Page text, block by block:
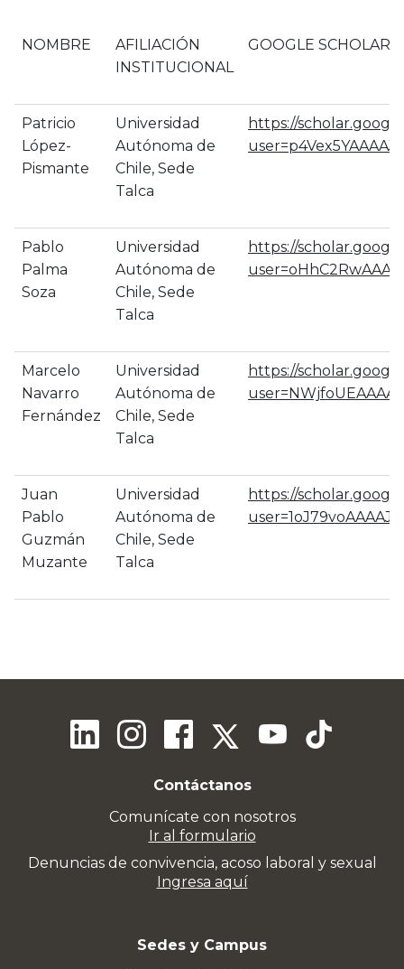
NOMBRE
AFILIACIÓN
INSTITUCIONAL
GOOGLE SCHOLAR
Patricio
López-
Pismante
Universidad
Autónoma de
Chile, Sede
Talca
https://
Pablo
Palma
Soza
Universidad
Autónoma de
Chile, Sede
Talca
https://
Marcelo
Navarro
Fernández
Universidad
Autónoma de
Chile, Sede
Talca
https://
Juan
Pablo
Guzmán
Muzante
Universidad
Autónoma de
Chile, Sede
Talca
https://
Contáctanos
Comunícate con nosotros
Ir al formulario
Denuncias de convivencia, acoso laboral y sexual
Ingresa aquí
Sedes y Campus